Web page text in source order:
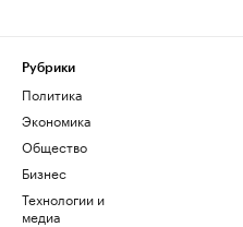
Рубрики
Политика
Экономика
Общество
Бизнес
Технологии и
медиа